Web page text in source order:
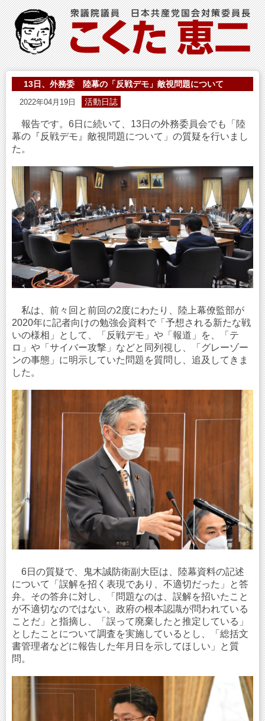
13日、外務委 陸幕の「反戦デモ」敵視問題について
2022年04月19日 活動日誌
報告です。6日に続いて、13日の外務委員会でも「陸
幕の『反戦デモ』敵視問題について」の質疑を行いまし
た。
私は、前々回と前回の2度にわたり、陸上幕僚監部が
2020年に記者向けの勉強会資料で「予想される新たな戦
いの様相」として、「反戦デモ」や「報道」を、「テ
ロ」や「サイバー攻撃」などと同列視し、「グレーゾー
ンの事態」に明示していた問題を質問し、追及してきま
した。
6日の質疑で、鬼木誠防衛副大臣は、陸幕資料の記述
について「誤解を招く表現であり、不適切だった」と答
弁。その答弁に対し、「問題なのは、誤解を招いたこと
が不適切なのではない。政府の根本認識が問われている
ことだ」と指摘し、「誤って廃棄したと推定している」
としたことについて調査を実施しているとし、「総括文
書管理者などに報告した年月日を示してほしい」と質
問。